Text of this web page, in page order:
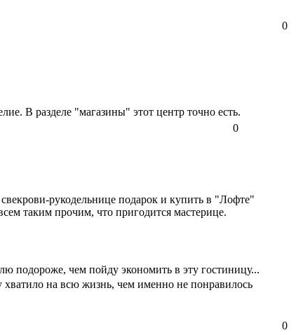
0
В разделе "магазины" этот центр точно есть.
0
рукодельнице подарок и купить в "Лофте"
таким прочим, что пригодится мастерице.
подороже, чем пойду экономить в эту гостиницу...
на всю жизнь, чем именно не понравилось
0